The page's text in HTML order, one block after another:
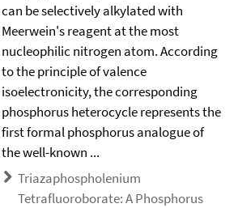
can be selectively alkylated with
Meerwein's reagent at the most
nucleophilic nitrogen atom. According
to the principle of valence
isoelectronicity, the corresponding
phosphorus heterocycle represents the
first formal phosphorus analogue of
the well-known ...
Triazaphospholenium
Tetrafluoroborate: A Phosphorus